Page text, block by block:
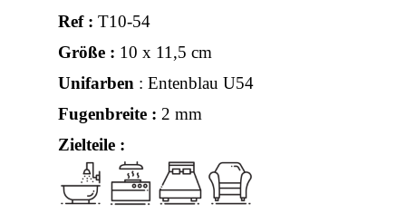
Ref : T10-54
Größe : 10 x 11,5 cm
Unifarben : Entenblau U54
Fugenbreite : 2 mm
Zielteile :